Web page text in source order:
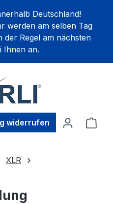
Deutschland!
werden am selben Tag
der Regel am nächsten
Ihnen an.
widerrufen
XLR